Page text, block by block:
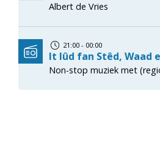
Albert de Vries
21:00 - 00:00
It lûd fan Stêd, Waad
Non-stop muziek met